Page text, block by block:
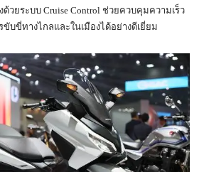
วยระบบ Cruise Control ช่วยควบคุมความเร็ว
บขี่ทางไกลและในเมืองได้อย่างดีเยี่ยม